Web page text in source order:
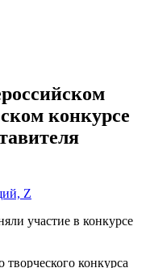
конкурсе
участие в конкурсе
конкурса